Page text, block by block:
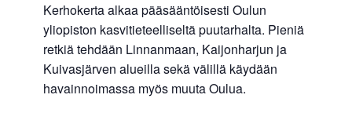
Kerhokerta alkaa pääsääntöisesti Oulun
yliopiston kasvitieteelliseltä puutarhalta. Pieniä
retkiä tehdään Linnanmaan, Kaijonharjun ja
Kuivasjärven alueilla sekä välillä käydään
havainnoimassa myös muuta Oulua.